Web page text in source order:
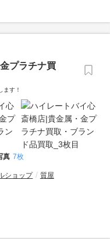
プラチナ買
ます！
真 7枚
ショップ 質屋